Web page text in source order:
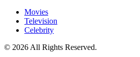
Movies
Television
Celebrity
© 2026 All Rights Reserved.